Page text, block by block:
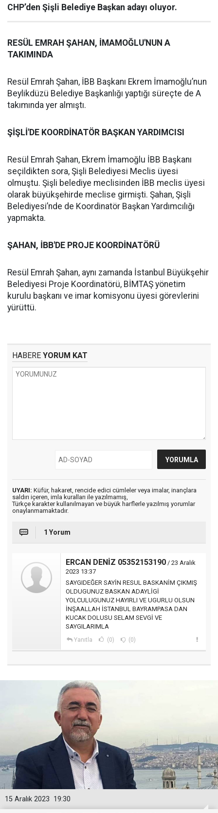
CHP’den Şişli Belediye Başkan adayı oluyor.
RESÜL EMRAH ŞAHAN, İMAMOĞLU'NUN A
TAKIMINDA
Resül Emrah Şahan, İBB Başkanı Ekrem İmamoğlu’nun
Beylikdüzü Belediye Başkanlığı yaptığı süreçte de A
takımında yer almıştı.
ŞİŞLİ'DE KOORDİNATÖR BAŞKAN YARDIMCISI
Resül Emrah Şahan, Ekrem İmamoğlu İBB Başkanı
seçildikten sora, Şişli Belediyesi Meclis üyesi
olmuştu. Şişli belediye meclisinden İBB meclis üyesi
olarak büyükşehirde meclise girmişti. Şahan, Şişli
Belediyesi’nde de Koordinatör Başkan Yardımcılığı
yapmakta.
ŞAHAN, İBB'DE PROJE KOORDİNATÖRÜ
Resül Emrah Şahan, aynı zamanda İstanbul Büyükşehir
Belediyesi Proje Koordinatörü, BİMTAŞ yönetim
kurulu başkanı ve imar komisyonu üyesi görevlerini
yürüttü.
HABERE YORUM KAT
UYARI: Küfür, hakaret, rencide edici cümleler veya imalar, inançlara
saldırı içeren, imla kuralları ile yazılmamış,
Türkçe karakter kullanılmayan ve büyük harflerle yazılmış yorumlar
onaylanmamaktadır.
1 Yorum
ERCAN DENİZ 05352153190 / 23 Aralık
2023 13:37
SAYGIDEĞER SAYİN RESUL BASKANİM ÇIKMIŞ
OLDUGUNUZ BASKAN ADAYLİGİ
YOLCULUGUNUZ HAYIRLI VE UGURLU OLSUN
İNŞAALLAH İSTANBUL BAYRAMPASA DAN
KUCAK DOLUSU SELAM SEVGİ VE
SAYGILARIMLA
Yanıtla (0) (0)
19:30
15 Aralık 2023